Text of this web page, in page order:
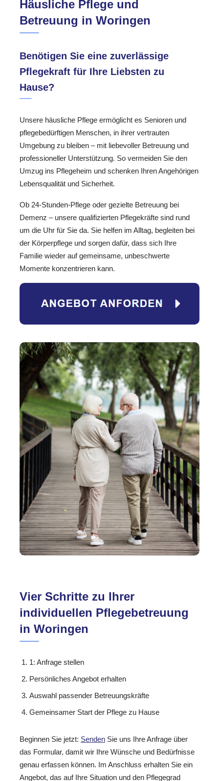
Häusliche Pflege und
Betreuung in Woringen
Benötigen Sie eine zuverlässige
Pflegekraft für Ihre Liebsten zu
Hause?
Unsere häusliche Pflege ermöglicht es Senioren und
pflegebedürftigen Menschen, in ihrer vertrauten
Umgebung zu bleiben – mit liebevoller Betreuung und
professioneller Unterstützung. So vermeiden Sie den
Umzug ins Pflegeheim und schenken Ihren Angehörigen
Lebensqualität und Sicherheit.
Ob 24-Stunden-Pflege oder gezielte Betreuung bei
Demenz – unsere qualifizierten Pflegekräfte sind rund
um die Uhr für Sie da. Sie helfen im Alltag, begleiten bei
der Körperpflege und sorgen dafür, dass sich Ihre
Familie wieder auf gemeinsame, unbeschwerte
Momente konzentrieren kann.
Vier Schritte zu Ihrer
individuellen Pflegebetreuung
in Woringen
1: Anfrage stellen
Persönliches Angebot erhalten
Auswahl passender Betreuungskräfte
Gemeinsamer Start der Pflege zu Hause
Beginnen Sie jetzt: Senden Sie uns Ihre Anfrage über
das Formular, damit wir Ihre Wünsche und Bedürfnisse
genau erfassen können. Im Anschluss erhalten Sie ein
Angebot, das auf Ihre Situation und den Pflegegrad